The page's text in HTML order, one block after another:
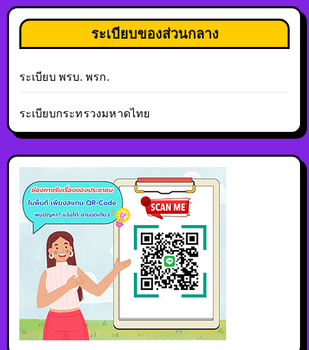
ระเบียบของส่วนกลาง
ระเบียบ พรบ. พรก.
ระเบียบกระทรวงมหาดไทย